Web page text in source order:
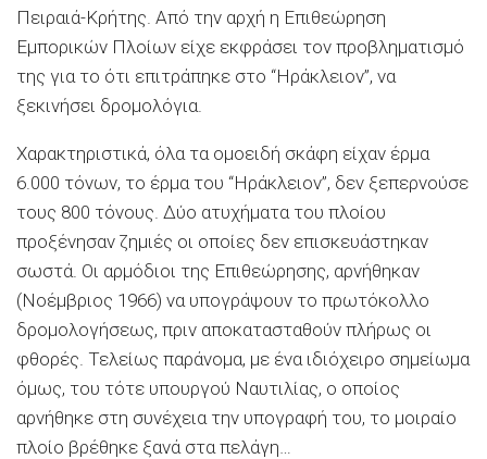
Πειραιά-Κρήτης. Από την αρχή η Επιθεώρηση
Εμπορικών Πλοίων είχε εκφράσει τον προβληματισμό
της για το ότι επιτράπηκε στο “Ηράκλειον”, να
ξεκινήσει δρομολόγια.
Χαρακτηριστικά, όλα τα ομοειδή σκάφη είχαν έρμα
6.000 τόνων, το έρμα του “Ηράκλειον”, δεν ξεπερνούσε
τους 800 τόνους. Δύο ατυχήματα του πλοίου
προξένησαν ζημιές οι οποίες δεν επισκευάστηκαν
σωστά. Οι αρμόδιοι της Επιθεώρησης, αρνήθηκαν
(Νοέμβριος 1966) να υπογράψουν το πρωτόκολλο
δρομολογήσεως, πριν αποκατασταθούν πλήρως οι
φθορές. Τελείως παράνομα, με ένα ιδιόχειρο σημείωμα
όμως, του τότε υπουργού Ναυτιλίας, ο οποίος
αρνήθηκε στη συνέχεια την υπογραφή του, το μοιραίο
πλοίο βρέθηκε ξανά στα πελάγη…